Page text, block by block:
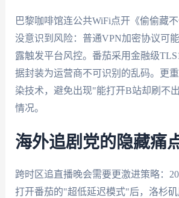
巴黎咖啡馆连公共WiFi点开《偷偷藏
没意识到风险：普通VPN加密协议可
露触发平台风控。番茄采用金融级
据封装为运营商不可识别的乱码。更
染技术，避免出现"能打开B站却刷不
情况。
海外追剧党的隐藏痛
跨时区追直播晚会需要更激进策略：
打开番茄的"超低延迟模式"后，洛杉